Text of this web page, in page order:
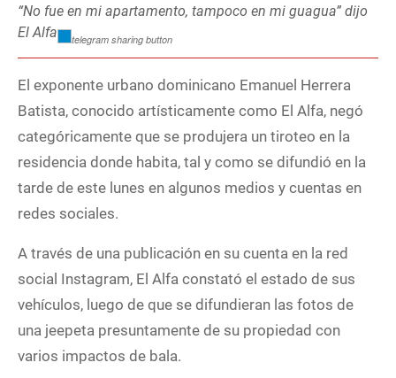
“No fue en mi apartamento, tampoco en mi guagua” dijo
El Alfa
El exponente urbano dominicano Emanuel Herrera
Batista, conocido artísticamente como El Alfa, negó
categóricamente que se produjera un tiroteo en la
residencia donde habita, tal y como se difundió en la
tarde de este lunes en algunos medios y cuentas en
redes sociales.
A través de una publicación en su cuenta en la red
social Instagram, El Alfa constató el estado de sus
vehículos, luego de que se difundieran las fotos de
una jeepeta presuntamente de su propiedad con
varios impactos de bala.